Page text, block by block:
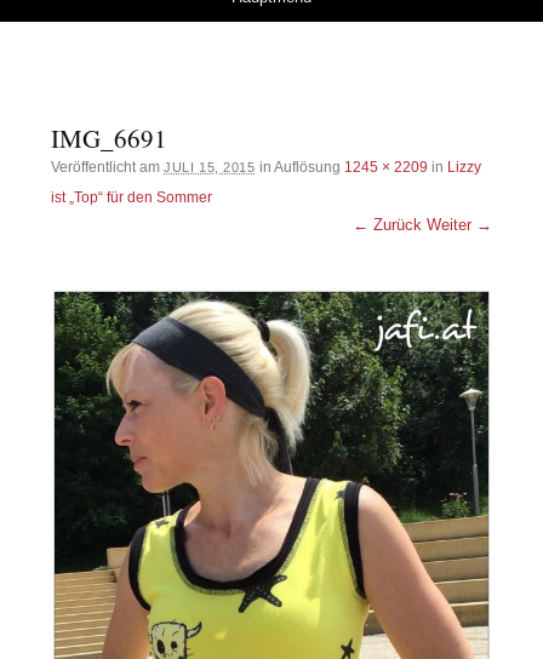
IMG_6691
Veröffentlicht amJULI 15, 2015 in Auflösung 1245 × 2209 in Lizzy
ist „Top“ für den Sommer
← Zurück Weiter →